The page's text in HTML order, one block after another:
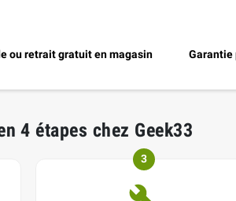
ou retrait gratuit en magasin Garantie
4 étapes chez Geek33
3